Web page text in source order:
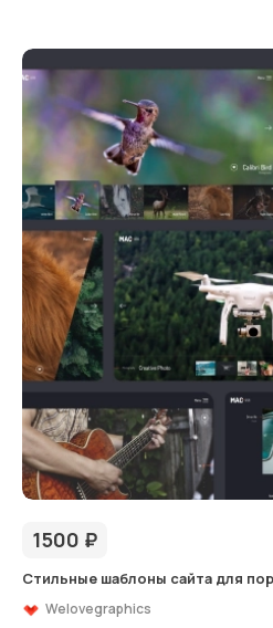
1500 ₽
Стильные шаблоны сайта для
Welovegraphics